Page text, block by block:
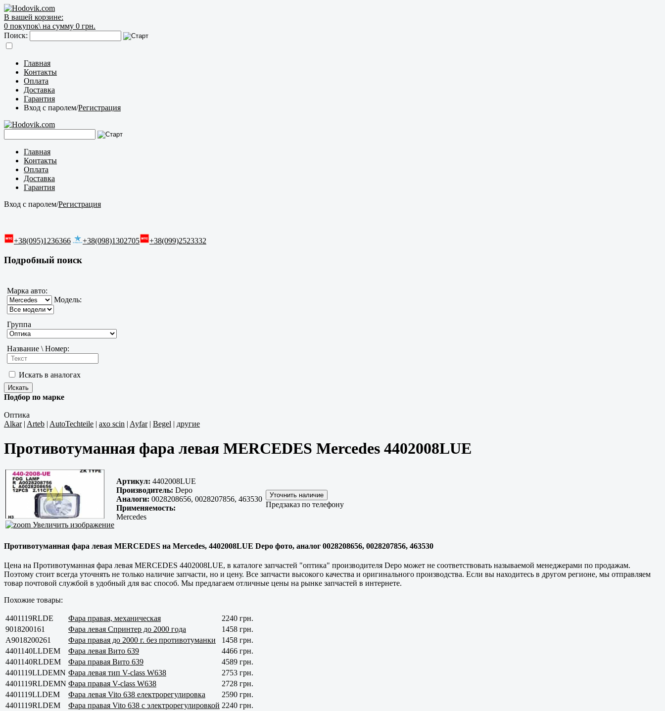
В вашей корзине:
0 покупок\ на сумму 0 грн.
Поиск:
Главная
Контакты
Оплата
Доставка
Гарантия
Вход с паролем/Регистрация
Главная
Контакты
Оплата
Доставка
Гарантия
Вход с паролем/Регистрация
+38(095)1236366 +38(098)1302705 +38(099)2523332
Подробный поиск
Марка авто:
Модель:
Группа
Название \ Номер:
Искать в аналогах
Подбор по марке
Оптика
Alkar| Arteb | AutoTechteile | axo scin | Ayfar| Begel | другие
Противотуманная фара левая MERCEDES Mercedes 4402008LUE
Увеличить изображение
Артикул: 4402008LUE
Производитель: Depo
Аналоги: 0028208656, 0028207856, 463530
Применяемость:
Mercedes
Предзаказ по телефону
Противотуманная фара левая MERCEDES на Mercedes, 4402008LUE Depo фото, аналог 0028208656, 0028207856, 463530
Цена на Противотуманная фара левая MERCEDES 4402008LUE, в каталоге запчастей "оптика" производителя Depo может не соответствовать называемой менеджерами по продажам.
Поэтому стоит всегда уточнять не только наличие запчасти, но и цену. Все запчасти высокого качества и оригинального производства. Если вы находитесь в другом регионе, мы отправляем
товар почтовой службой в удобный для вас способ. Мы предлагаем отличные цены на рынке запчастей в интернете.
Похожие товары:
4401119RLDE Фара правая, механическая
2240 грн.
9018200161
Фара левая Спринтер до 2000 года
1458 грн.
A9018200261
Фара правая до 2000 г. без противотуманки
1458 грн.
4401140LLDEM
Фара левая Вито 639
4466 грн.
4401140RLDEM
Фара правая Вито 639
4589 грн.
4401119LLDEMN Фара левая тип V-class W638
2753 грн.
4401119RLDEMN Фара правая V-class W638
2728 грн.
4401119LLDEM
Фара левая Vito 638 електрорегулировка
2590 грн.
4401119RLDEM
Фара правая Vito 638 с электрорегулировкой 2240 грн.